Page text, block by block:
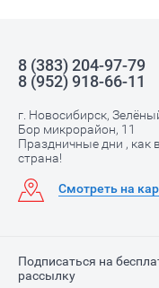
8 (383) 204-97-79
8 (952) 918-66-11
г. Новосибирск,
Бор микрорайон, 11
Праздничные дни , как
страна!
Смотреть на
Подписаться на
рассылку